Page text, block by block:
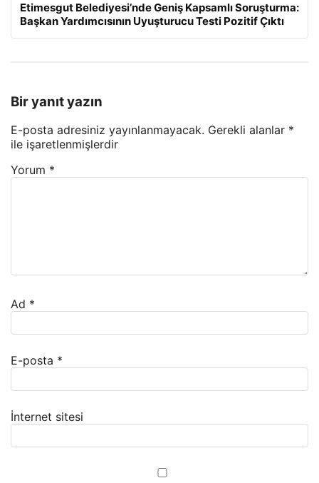
Etimesgut Belediyesi’nde Geniş Kapsamlı Soruşturma:
Başkan Yardımcısının Uyuşturucu Testi Pozitif Çıktı
Bir yanıt yazın
E-posta adresiniz yayınlanmayacak. Gerekli alanlar *
ile işaretlenmişlerdir
Yorum *
Ad *
E-posta *
İnternet sitesi